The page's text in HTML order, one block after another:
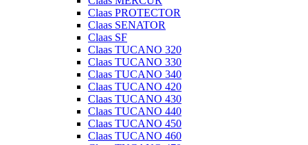
Claas PROTECTOR
Claas SENATOR
Claas SF
Claas TUCANO 320
Claas TUCANO 330
Claas TUCANO 340
Claas TUCANO 420
Claas TUCANO 430
Claas TUCANO 440
Claas TUCANO 450
Claas TUCANO 460